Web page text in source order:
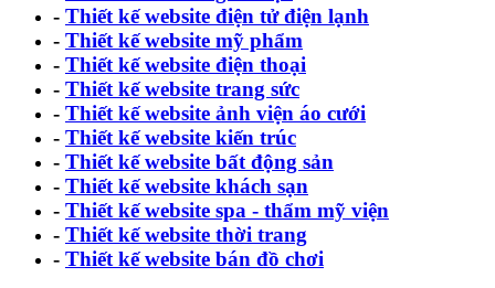
- Thiết kế website điện tử điện lạnh
- Thiết kế website mỹ phẩm
- Thiết kế website điện thoại
- Thiết kế website trang sức
- Thiết kế website ảnh viện áo cưới
- Thiết kế website kiến trúc
- Thiết kế website bất động sản
- Thiết kế website khách sạn
- Thiết kế website spa - thẩm mỹ viện
- Thiết kế website thời trang
- Thiết kế website bán đồ chơi